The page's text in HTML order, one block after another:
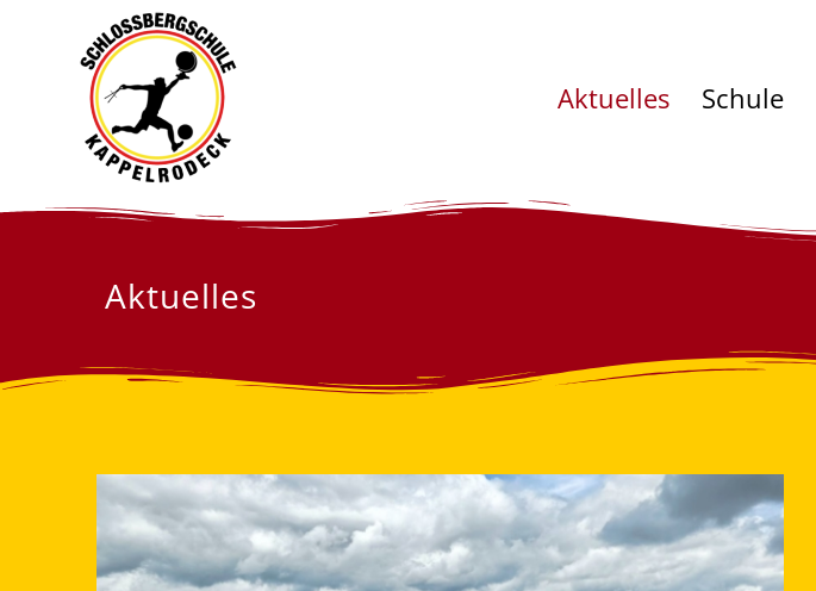
Aktuelles Schule
Aktuelles